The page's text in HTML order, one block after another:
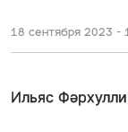
18 сентября 2023 -
Ильяс